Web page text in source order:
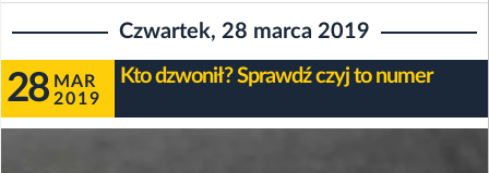
Czwartek, 28 marca 2019
28 MAR
2019
Kto dzwonił? Sprawdź czyj to numer